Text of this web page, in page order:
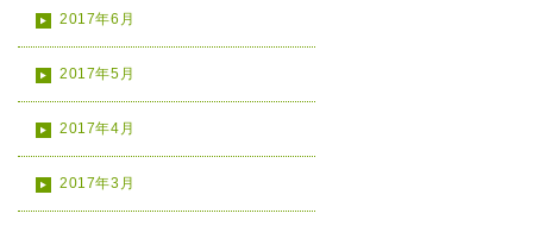
2017年6月
2017年5月
2017年4月
2017年3月